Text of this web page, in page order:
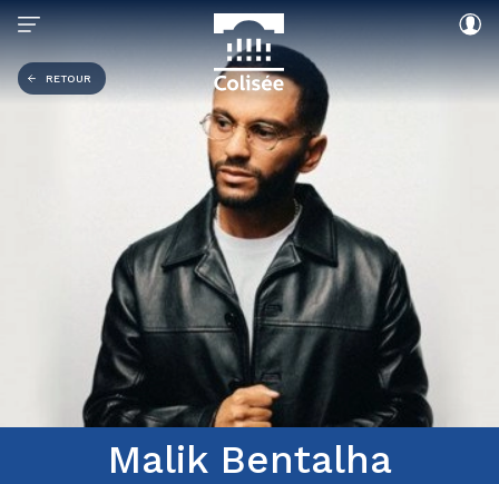
RETOUR
Malik Bentalha